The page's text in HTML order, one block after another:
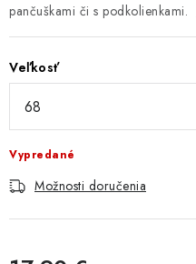
pančuškami či s podkolienkami.
Veľkosť
Vypredané
Možnosti doručenia